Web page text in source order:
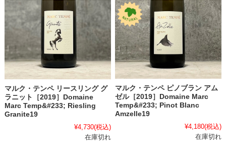
マルク・テンペ リースリング グ
ラニット［2019］Domaine
Marc Temp&#233; Riesling
Granite19
¥4,730(税込)
在庫切れ
マルク・テンペ ピノブラン アム
ゼル［2019］Domaine Marc
Temp&#233; Pinot Blanc
Amzelle19
¥4,180(税込)
在庫切れ